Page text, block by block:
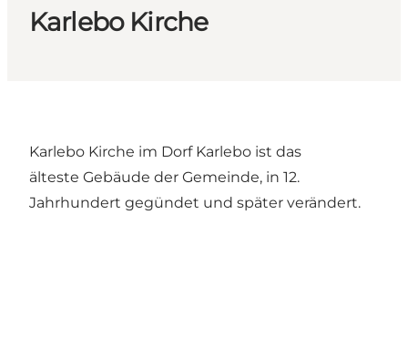
Karlebo Kirche
Karlebo Kirche im Dorf Karlebo ist das
älteste Gebäude der Gemeinde, in 12.
Jahrhundert gegündet und später verändert.